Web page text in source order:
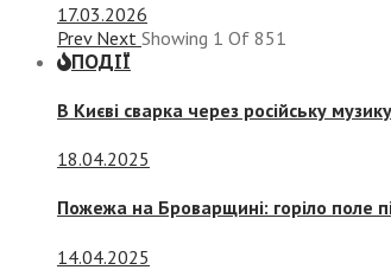
17.03.2026
Prev Next Showing 1 Of 851
ПОДІЇ
В Києві сварка через російську
18.04.2025
Пожежа на Броварщині: горіло поле
14.04.2025